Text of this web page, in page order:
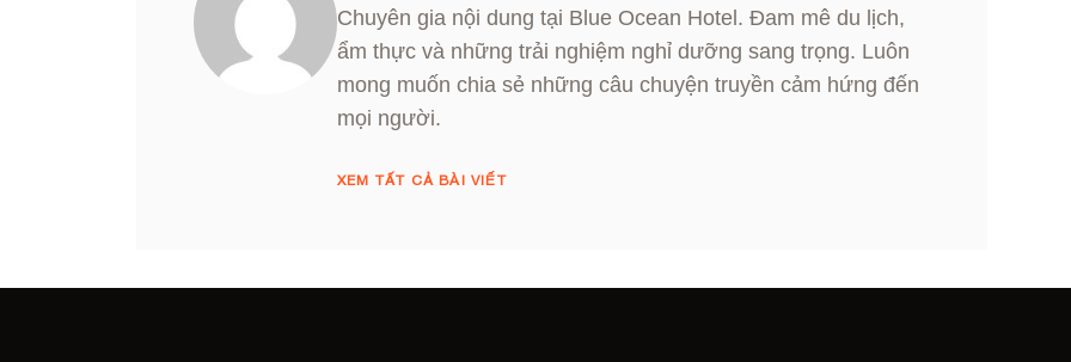
Chuyên gia nội dung tại Blue Ocean Hotel. Đam mê du lịch,
ẩm thực và những trải nghiệm nghỉ dưỡng sang trọng. Luôn
mong muốn chia sẻ những câu chuyện truyền cảm hứng đến
mọi người.
XEM TẤT CẢ BÀI VIẾT